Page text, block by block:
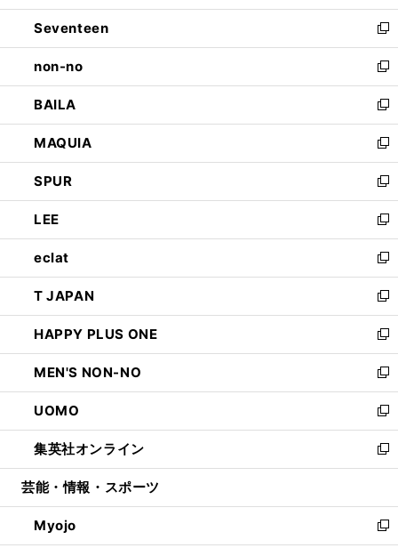
開
く
ウ
で
開
く
ン
ド
ウ
で
開
く
Seventeen
新
し
い
ウ
ィ
ン
ド
ウ
で
開
く
non-no
新
し
い
ウ
ィ
ン
ド
ウ
で
開
く
BAILA
新
し
い
ウ
ィ
ン
ド
ウ
で
開
く
MAQUIA
新
し
い
ウ
ィ
ン
ド
ウ
で
開
く
SPUR
新
し
い
ウ
ィ
ン
ド
ウ
で
開
く
LEE
新
し
い
ウ
ィ
ン
ド
ウ
で
開
く
eclat
新
し
い
ウ
ィ
ン
ド
ウ
で
開
く
T JAPAN
新
し
い
ウ
ィ
ン
ド
ウ
で
開
HAPPY PLUS ONE
新
し
い
ウ
ィ
ン
ド
ウ
開
く
MEN'S NON-NO
新
し
い
ウ
ィ
ン
ウ
で
開
UOMO
新
し
い
ウ
ン
ド
集英社オンライン
新
し
ウ
ィ
芸能・情報・スポーツ
Myojo
新